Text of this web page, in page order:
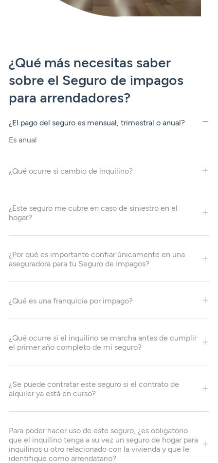
¿Qué más necesitas saber
sobre el Seguro de impagos
para arrendadores?
¿El pago del seguro es mensual, trimestral o anual?
Es anual
¿Qué ocurre si cambio de inquilino?
¿Este seguro me cubre en caso de siniestro en el
hogar?
¿Por qué es importante confiar únicamente en una
aseguradora para tu Seguro de Impagos?
¿Qué es una franquicia por impago?
¿Qué ocurre si el inquilino se marcha antes de cumplir
el primer año completo de mi seguro?
¿Se puede contratar este seguro si el contrato de
alquiler ya está en curso?
Para poder hacer uso de este seguro, ¿es obligatorio
que el inquilino tenga a su vez un seguro de hogar para
inquilinos u otro relacionado con la vivienda y que le
identifique como arrendatario?